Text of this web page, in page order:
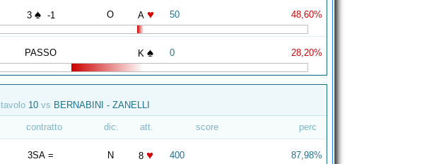
3 ♠ -1 O A ♥ 50 48,60%
PASSO K ♠ 0 28,20%
tavolo 10 vs BERNABINI - ZANELLI
contratto dic. att. score perc
3SA = N 8 ♥ 400 87,98%